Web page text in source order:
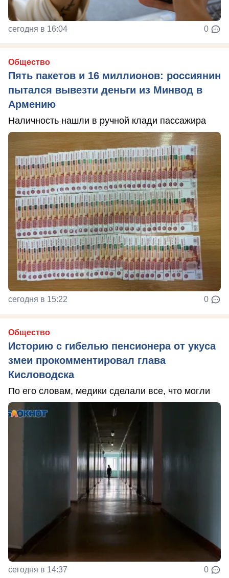
сегодня в 16:04 0
Общество
Пять пакетов и 16 миллионов: россиянин
пытался вывезти деньги из Минвод в
Армению
Наличность нашли в ручной клади пассажира
сегодня в 15:22 0
Общество
Историю с гибелью пенсионера от укуса
змеи прокомментировал глава
Кисловодска
По его словам, медики сделали все, что могли
сегодня в 14:37 0